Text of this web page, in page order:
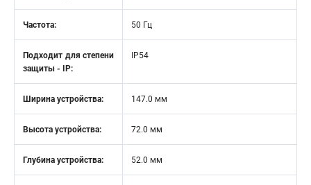
Частота: 50 Гц
Подходит для степени
защиты - IP:
IP54
Ширина устройства: 147.0 мм
Высота устройства: 72.0 мм
Глубина устройства: 52.0 мм